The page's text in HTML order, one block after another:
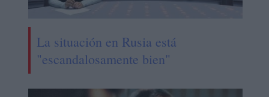
La situación en Rusia está
"escandalosamente bien"